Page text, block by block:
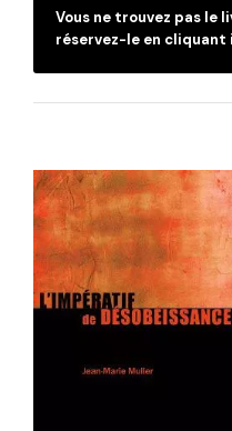
Vous ne trouvez pas le
réservez-le en cliquant